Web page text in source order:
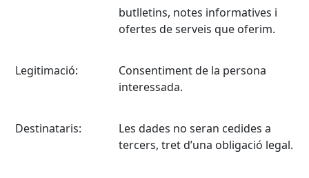
butlletins, notes informatives i
ofertes de serveis que oferim.
Legitimació:
Consentiment de la persona
interessada.
Destinataris:
Les dades no seran cedides a
tercers, tret d’una obligació legal.